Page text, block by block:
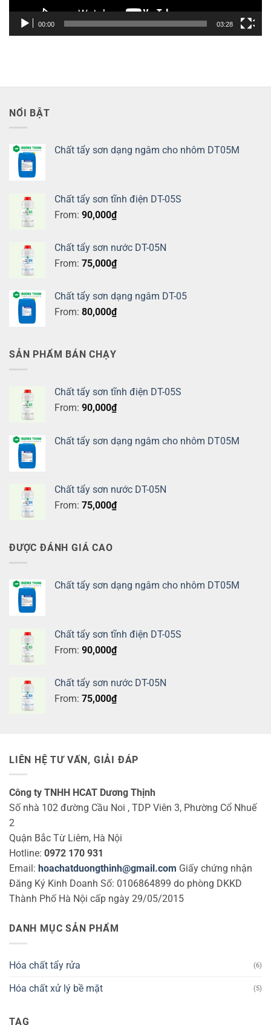
00:00 03:28
NỔI BẬT
Chất tẩy sơn dạng ngâm cho nhôm DT05M
Chất tẩy sơn tĩnh điện DT-05S
From: 90,000₫
Chất tẩy sơn nước DT-05N
From: 75,000₫
Chất tẩy sơn dạng ngâm DT-05
From: 80,000₫
SẢN PHẨM BÁN CHẠY
Chất tẩy sơn tĩnh điện DT-05S
From: 90,000₫
Chất tẩy sơn dạng ngâm cho nhôm DT05M
Chất tẩy sơn nước DT-05N
From: 75,000₫
ĐƯỢC ĐÁNH GIÁ CAO
Chất tẩy sơn dạng ngâm cho nhôm DT05M
Chất tẩy sơn tĩnh điện DT-05S
From: 90,000₫
Chất tẩy sơn nước DT-05N
From: 75,000₫
LIÊN HỆ TƯ VẤN, GIẢI ĐÁP
Công ty TNHH HCAT Dương Thịnh
Số nhà 102 đường Cầu Noi , TDP Viên 3, Phường Cổ Nhuế
2
Quận Bắc Từ Liêm, Hà Nội
Hotline: 0972 170 931
Email: hoachatduongthinh@gmail.com Giấy chứng nhận
Đăng Ký Kinh Doanh Số: 0106864899 do phòng DKKD
Thành Phố Hà Nội cấp ngày 29/05/2015
DANH MỤC SẢN PHẨM
Hóa chất tẩy rửa (6)
Hóa chất xử lý bề mặt (5)
TAG